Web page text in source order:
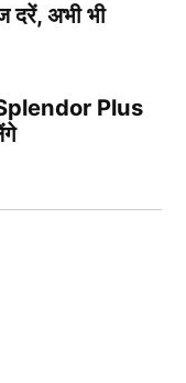
दरें, अभी भी
Splendor Plus